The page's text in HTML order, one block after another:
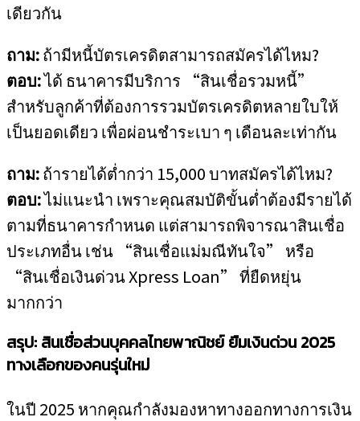
เดียวกัน
ถาม:ถ้ามีหนี้บัตรเครดิตสามารถสมัครได้ไหม?
ตอบ:ได้ ธนาคารมีบริการ “สินเชื่อรวมหนี้”
สำหรับลูกค้าที่ต้องการรวมบัตรเครดิตหลายใบให้
เป็นยอดเดียว เพื่อผ่อนชำระเบา ๆ เดือนละเท่ากัน
ถาม:ถ้ารายได้ต่ำกว่า 15,000 บาทสมัครได้ไหม?
ตอบ:ไม่แนะนำ เพราะคุณสมบัติขั้นต่ำต้องมีรายได้
ตามที่ธนาคารกำหนด แต่สามารถพิจารณาสินเชื่อ
ประเภทอื่น เช่น “สินเชื่อแม่มณีทันใจ” หรือ
“สินเชื่อเงินด่วน Xpress Loan” ที่ยืดหยุ่น
มากกว่า
สรุป: สินเชื่อส่วนบุคคลไทยพาณิชย์ ยืมเงินด่วน 2025
ทางเลือกของคนรุ่นใหม่
ในปี 2025 หากคุณกำลังมองหาทางออกทางการเงิน